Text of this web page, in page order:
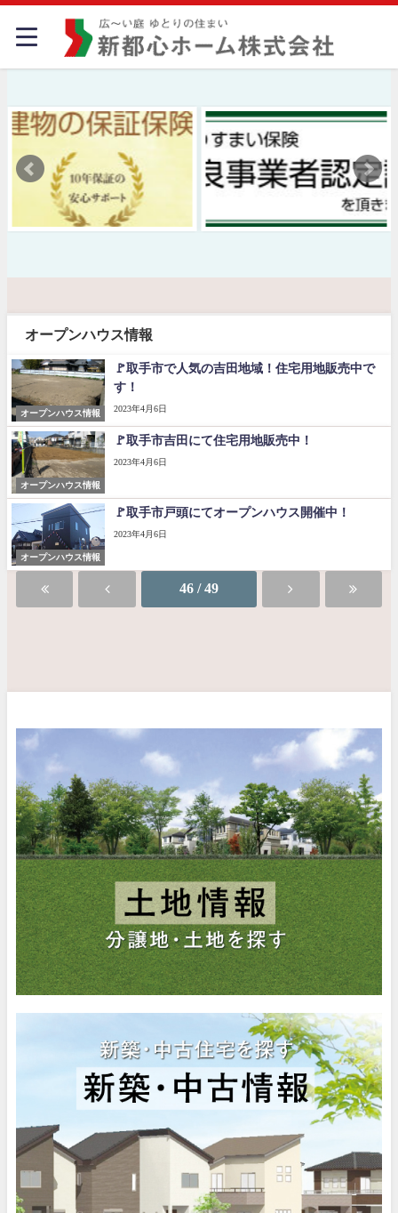
オープンハウス情報
オープンハウス情報
🚩取手市で人気の吉田地域！住宅用地販売中で
す！
2023年4月6日
オープンハウス情報
🚩取手市吉田にて住宅用地販売中！
2023年4月6日
オープンハウス情報
🚩取手市戸頭にてオープンハウス開催中！
2023年4月6日
46 / 49